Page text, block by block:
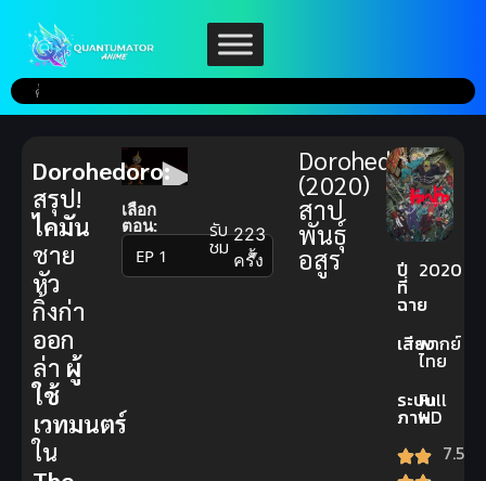
เลือก
ตอน:
▼
รับ
ชม 223
ครั้ง
Dorohedoro
(2020)
สาป
พันธุ์
อสูร ปี
ที่
ฉาย
2020
เสียงพากย์
ไทย
ระบบ
ภาพ
Full
HD
7.5
Dorohedoro:
สรุป!
ไคมัน
ชาย
หัว
กิ้งก่า
ออก
ล่า ผู้
ใช้
เวทมนตร์
ใน